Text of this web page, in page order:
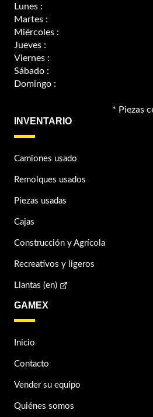
Lunes :
Martes :
Miércoles :
Jueves :
Viernes :
Sábado :
Domingo :
* Piezas
INVENTARIO
Camiones usado
Remolques usados
Piezas usadas
Cajas
Construcción y Agrícola
Recreativos y ligeros
Llantas (en)
GAMEX
Inicio
Contacto
Vender su equipo
Quiénes somos